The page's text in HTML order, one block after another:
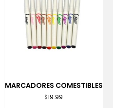
MARCADORES COMESTIBLES
$19.99